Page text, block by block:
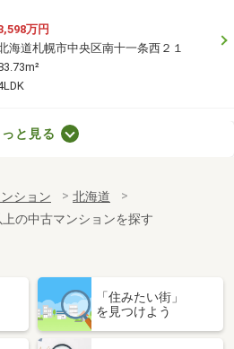
万円
海道札幌市中央区南十一条西２１
三条西１０
一条西８
3,480万円
北海道札幌市中央区南二十一条西８
っと見る
ション
北海道
の中古マンションを探す
「住みたい街」
を見つけよう